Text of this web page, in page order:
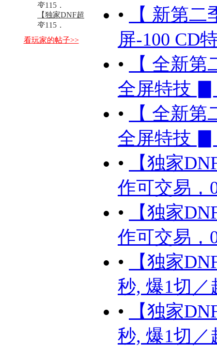
...
变115，
新】-100%CD
全 ...
【独家DNF超
变115，
新】-100%CD
全 ...
看玩家的帖子>>
•
【 新第
屏-100 CD
•
【 全新
全屏特技 ▊
•
【 全新
全屏特技 ▊
•
【独家
作可交易，
•
【独家
作可交易，
•
【独家
秒, 爆1切／
•
【独家
秒, 爆1切／